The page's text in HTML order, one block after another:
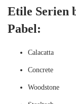
Etile Serien
Pabel:
Calacatta
Concrete
Woodstone